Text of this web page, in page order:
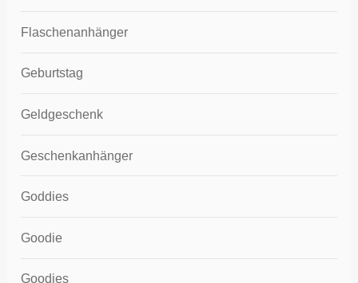
Flaschenanhänger
Geburtstag
Geldgeschenk
Geschenkanhänger
Goddies
Goodie
Goodies